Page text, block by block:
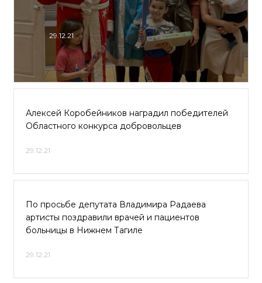
29.12.21
Алексей Коробейников наградил победителей
Областного конкурса добровольцев
29.12.21
По просьбе депутата Владимира Радаева
артисты поздравили врачей и пациентов
больницы в Нижнем Тагиле
29.12.21